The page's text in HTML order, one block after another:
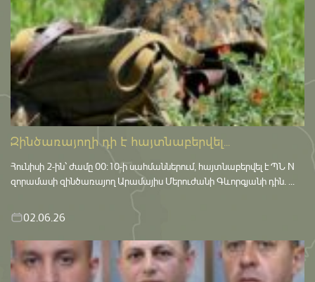
Զինծառայողի դի է հայտնաբերվել...
Հունիսի 2-ին՝ ժամը 00:10-ի սահմաններում, հայտնաբերվել է ՊՆ N
զորամասի զինծառայող Արամայիս Մերուժանի Գևորգյանի դին. ...
02.06.26